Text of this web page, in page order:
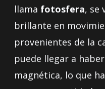
llama fotosfera, se
brillante en
provenientes de la
puede llegar a
magnética, lo que